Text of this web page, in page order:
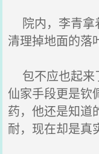
院内，李青拿
清理掉地面的落
包不应也起来
仙家手段更是钦
药，他还是知道
耐，现在却是真